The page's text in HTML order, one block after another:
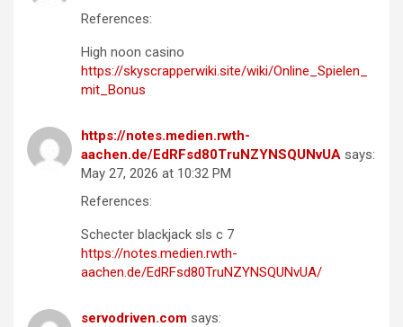
References:
High noon casino
https://skyscrapperwiki.site/wiki/Online_Spielen_
mit_Bonus
https://notes.medien.rwth-
aachen.de/EdRFsd80TruNZYNSQUNvUA says:
May 27, 2026 at 10:32 PM
References:
Schecter blackjack sls c 7
https://notes.medien.rwth-
aachen.de/EdRFsd80TruNZYNSQUNvUA/
servodriven.com says: